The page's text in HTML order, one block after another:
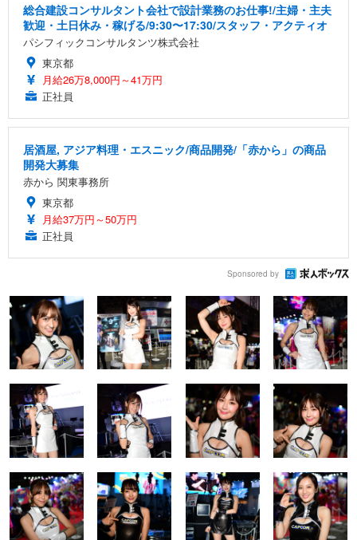
総合建設コンサルタント会社で設計業務のお仕事!/主婦・主夫
歓迎・土日休み・稼げる/9:30〜17:30/スタッフ・アクティオ
パシフィックコンサルタンツ株式会社
東京都
月給26万8,000円～41万円
正社員
居酒屋, アジア料理・エスニック/商品開発/「赤から」の商品
開発大募集
赤から 関東事務所
東京都
月給37万円～50万円
正社員
Sponsored by